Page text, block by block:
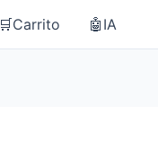
🛒Carrito 🤖IA